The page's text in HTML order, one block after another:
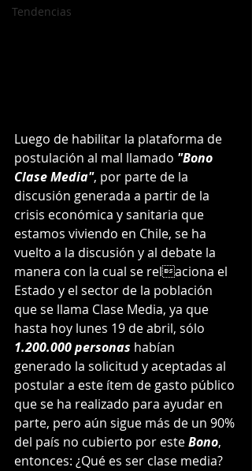
Tendencias
Luego de habilitar la plataforma de
postulación al mal llamado "Bono
Clase Media", por parte de la
discusión generada a partir de la
crisis económica y sanitaria que
estamos viviendo en Chile, se ha
vuelto a la discusión y al debate la
manera con la cual se relaciona el
Estado y el sector de la población
que se llama Clase Media, ya que
hasta hoy lunes 19 de abril, sólo
1.200.000 personas habían
generado la solicitud y aceptadas al
postular a este ítem de gasto público
que se ha realizado para ayudar en
parte, pero aún sigue más de un 90%
del país no cubierto por este Bono,
entonces: ¿Qué es ser clase media?